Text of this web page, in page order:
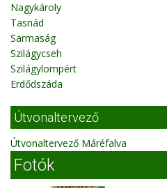
Nagykároly
Tasnád
Sarmaság
Szilágycseh
Szilágylompért
Erdődszáda
Útvonaltervező
Útvonaltervező Máréfalva
Fotók